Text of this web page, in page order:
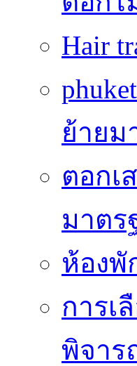
Hair
ย้ายม
ตอกเ
มาตร
ห้องพั
การเ
พิจาร